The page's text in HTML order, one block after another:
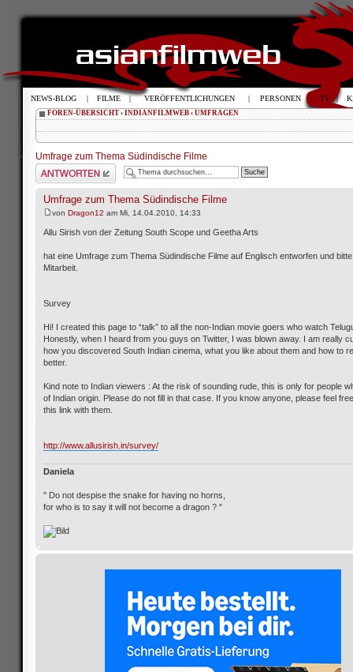
FOREN-ÜBERSICHT ‹ INDIANFILMWEB ‹ UMFRAGEN
Umfrage zum Thema Südindische Filme
Antwort schreiben
Umfrage zum Thema Südindische Filme
von Dragon12 am Mi, 14.04.2010, 14:33
Allu Sirish von der Zeitung South Scope und Geetha Arts
hat eine Umfrage zum Thema Südindische Filme auf Englisch entworfen und
Mitarbeit.
Survey
Hi! I created this page to “talk” to all the non-Indian movie goers who watch
Honestly, when I heard from you guys on Twitter, I was blown away. I am really
how you discovered South Indian cinema, what you like about them and how to
better.
Kind note to Indian viewers : At the risk of sounding rude, this is only for people
of Indian origin. Please do not fill in that case. If you know anyone, please feel
this link with them.
http://www.allusirish.in/survey/
Daniela
" Do not despise the snake for having no horns,
for who is to say it will not become a dragon ? "
NEWS-BLOG | FILME | VERÖFFENTLICHUNGEN | PERSONEN | TV |